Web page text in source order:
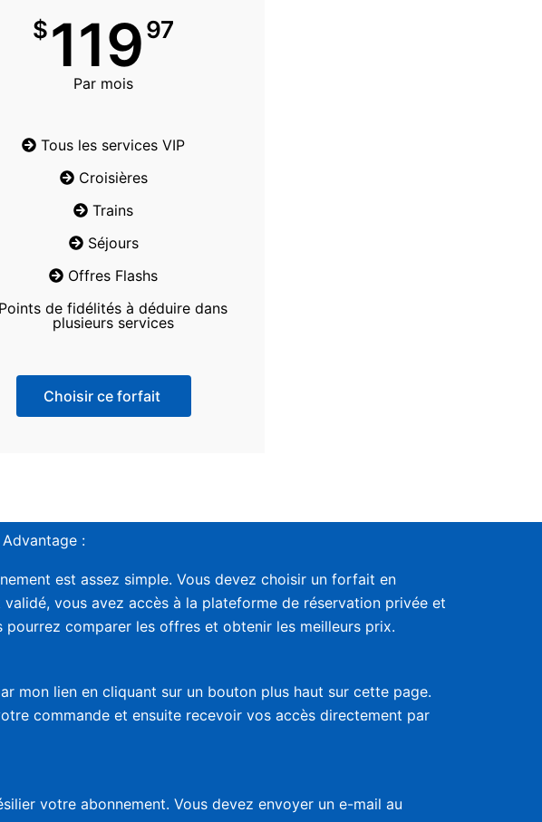
$11997
Par mois
Tous les services VIP
Croisières
Trains
Séjours
Offres Flashs
Points de fidélités à déduire dans
plusieurs services
Choisir ce forfait
:
est assez simple. Vous devez choisir un forfait en
vous avez accès à la plateforme de réservation privée et
comparer les offres et obtenir les meilleurs prix.
mon lien en cliquant sur un bouton plus haut sur cette page.
commande et ensuite recevoir vos accès directement par
votre abonnement. Vous devez envoyer un e-mail au